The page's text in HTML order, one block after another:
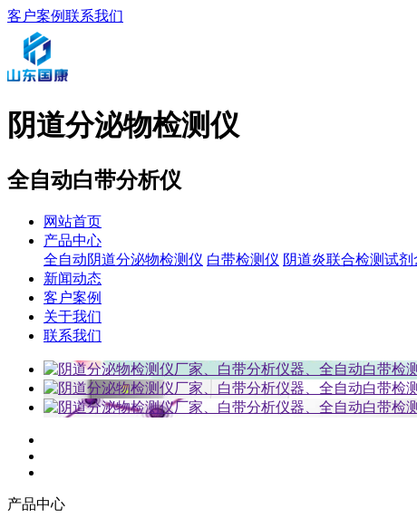
客户案例联系我们
阴道分泌物检测仪
全自动白带分析仪
网站首页
产品中心
全自动阴道分泌物检测仪 白带检测仪 阴道炎联合检测试剂
新闻动态
客户案例
关于我们
联系我们
产品中心